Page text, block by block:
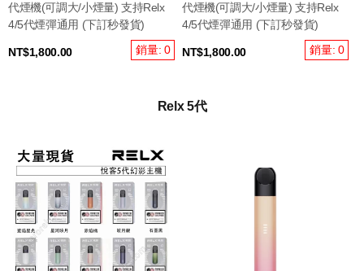
代煙機(可調大/小煙量) 支持Relx
4/5代煙彈通用 (下訂秒發貨)
NT$1,800.00 銷量: 0
代煙機(可調大/小煙量) 支持Relx
4/5代煙彈通用 (下訂秒發貨)
NT$1,800.00 銷量: 0
Relx 5代